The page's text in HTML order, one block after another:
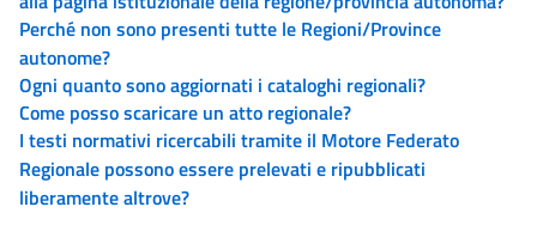
Perché non sono presenti tutte le Regioni/Province
autonome?
Ogni quanto sono aggiornati i cataloghi regionali?
Come posso scaricare un atto regionale?
I testi normativi ricercabili tramite il Motore Federato
Regionale possono essere prelevati e ripubblicati
liberamente altrove?